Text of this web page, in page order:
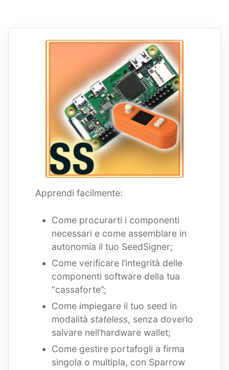
Apprendi facilmente:
Come procurarti i componenti
necessari e come assemblare in
autonomia il tuo SeedSigner;
Come verificare l’integrità delle
componenti software della tua
“cassaforte”;
Come impiegare il tuo seed in
modalità stateless, senza doverlo
salvare nell’hardware wallet;
Come gestire portafogli a firma
singola o multipla, con Sparrow